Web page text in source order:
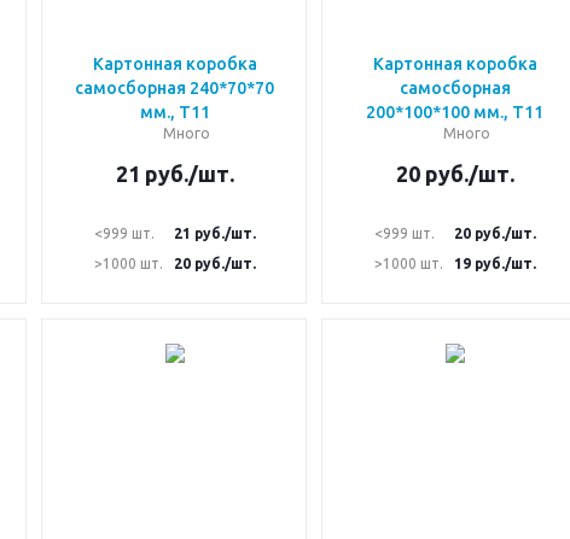
Картонная коробка
самосборная 240*70*70
мм., Т11
Много
21 руб./шт.
<999 шт. 21 руб./шт.
>1000 шт.
20руб./шт.
Картонная коробка
самосборная
200*100*100 мм., Т11
Много
20руб./шт.
<999 шт. 20руб./шт.
>1000 шт.
19руб./шт.